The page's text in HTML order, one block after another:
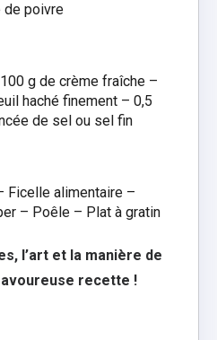
de poivre
100 g de crème fraîche –
haché finement – 0,5
de sel ou sel fin
Ficelle alimentaire –
– Poêle – Plat à gratin
l’art et la manière de
recette !